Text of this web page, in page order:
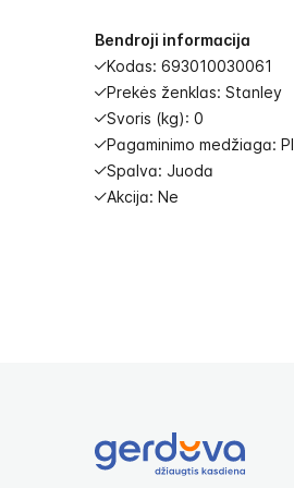
gallery
Bendroji informacija
Kodas: 693010030061
Prekės ženklas: Stanley
Svoris (kg): 0
Pagaminimo medžiaga:
Spalva: Juoda
Akcija: Ne